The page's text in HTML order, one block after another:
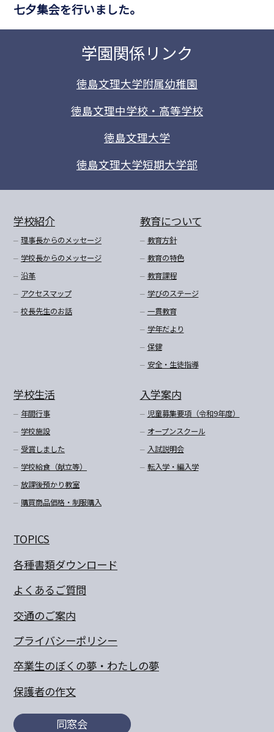
七夕集会を行いました。
学園関係リンク
徳島文理大学附属幼稚園
徳島文理中学校・高等学校
徳島文理大学
徳島文理大学短期大学部
学校紹介
理事長からのメッセージ
学校長からのメッセージ
沿革
アクセスマップ
校長先生のお話
教育について
教育方針
教育の特色
教育課程
学びのステージ
一貫教育
学年だより
保健
安全・生徒指導
学校生活
年間行事
学校施設
受賞しました
学校給食（献立等）
放課後預かり教室
購買商品価格・制服購入
入学案内
児童募集要項（令和9年度）
オープンスクール
入試説明会
転入学・編入学
TOPICS
各種書類ダウンロード
よくあるご質問
交通のご案内
プライバシーポリシー
卒業生のぼくの夢・わたしの夢
保護者の作文
同窓会